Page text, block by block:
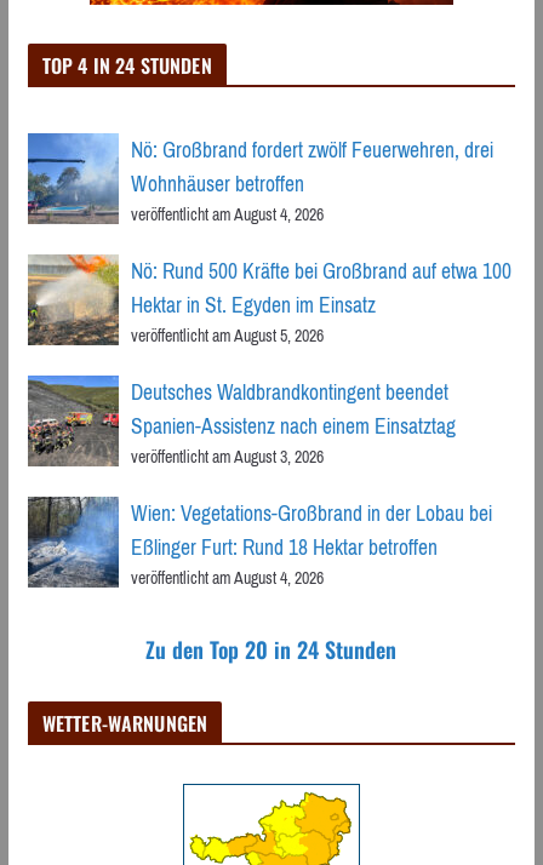
TOP 4 IN 24 STUNDEN
Nö: Großbrand fordert zwölf Feuerwehren, drei
Wohnhäuser betroffen
veröffentlicht am August 4, 2026
Nö: Rund 500 Kräfte bei Großbrand auf etwa 100
Hektar in St. Egyden im Einsatz
veröffentlicht am August 5, 2026
Deutsches Waldbrandkontingent beendet
Spanien-Assistenz nach einem Einsatztag
veröffentlicht am August 3, 2026
Wien: Vegetations-Großbrand in der Lobau bei
Eßlinger Furt: Rund 18 Hektar betroffen
veröffentlicht am August 4, 2026
Zu den Top 20 in 24 Stunden
WETTER-WARNUNGEN